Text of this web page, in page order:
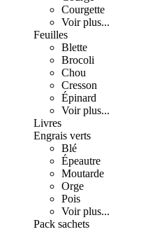
Courgette
Voir plus...
Feuilles
Blette
Brocoli
Chou
Cresson
Épinard
Voir plus...
Livres
Engrais verts
Blé
Épeautre
Moutarde
Orge
Pois
Voir plus...
Pack sachets